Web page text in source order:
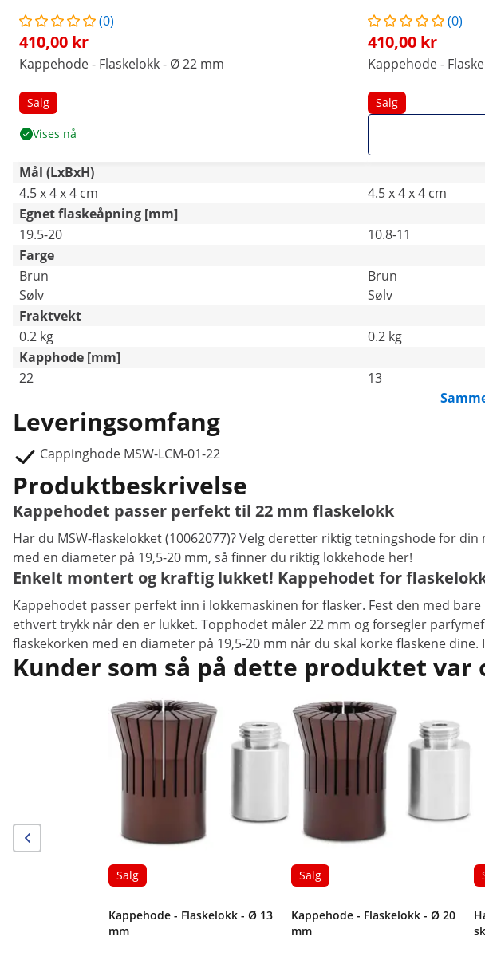
(0)
410,00 kr
Kappehode - Flaskelokk - Ø 22 mm
Salg
Vises nå
(0)
410,00 kr
Kappehode -
Salg
Mål (LxBxH)
4.5 x 4 x 4 cm
4.5 x 4 x 4 cm
Egnet flaskeåpning [mm]
19.5-20
10.8-11
Farge
Brun
Sølv
Brun
Sølv
Fraktvekt
0.2 kg
0.2 kg
Kapphode [mm]
22
13
Leveringsomfang
Cappinghode MSW-LCM-01-22
Produktbeskrivelse
Kappehodet passer perfekt til 22 mm flaskelokk
Har du MSW-flaskelokket (10062077)? Velg deretter riktig tetningshode for
med en diameter på 19,5-20 mm, så finner du riktig lokkehode her!
Enkelt montert og kraftig lukket! Kappehodet for
Kappehodet passer perfekt inn i lokkemaskinen for flasker. Fest den med
ethvert trykk når den er lukket. Topphodet måler 22 mm og forsegler
flaskekorken med en diameter på 19,5-20 mm når du skal korke flaskene
Kunder som så på dette produktet var
Salg
Kappehode - Flaskelokk - Ø 13
mm
Salg
Kappehode - Flaskelokk - Ø 20
mm